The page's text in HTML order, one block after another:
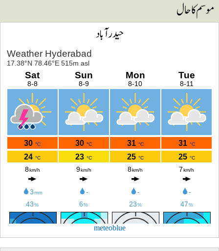
کا حال
حیدرآباد
meteoblue